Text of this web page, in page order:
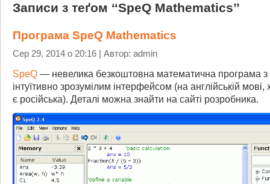
Записи з теґом ‘‘SpeQ Mathematics’’
Програма SpeQ Mathematics
Сер 29, 2014 о 20:16 | Автор: admin
SpeQ — невелика безкоштовна математична програма з
інтуїтивно зрозумілим інтерфейсом (на англійській мові,
є російська). Деталі можна знайти на сайті розробника.